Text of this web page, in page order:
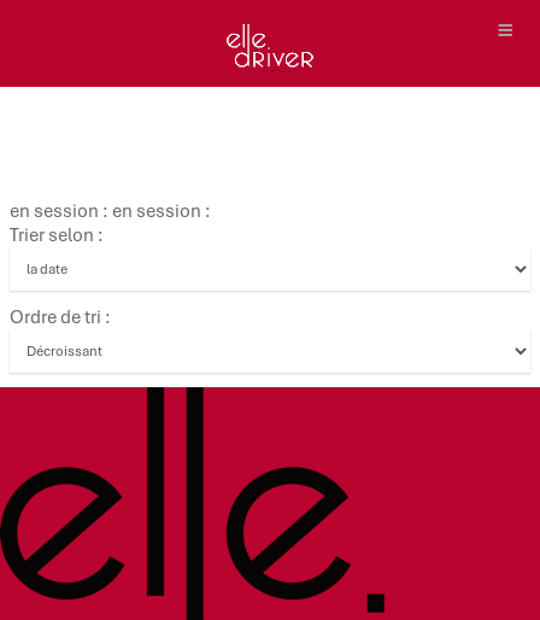
en session : en session :
Trier selon :
Ordre de tri :